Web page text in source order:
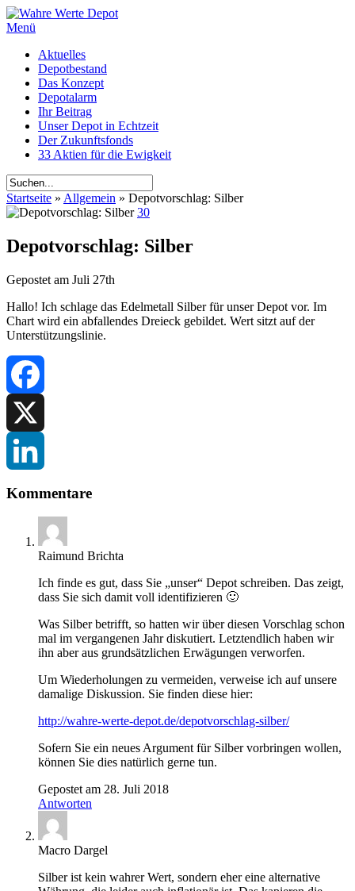
Menü
Aktuelles
Depotbestand
Das Konzept
Depotalarm
Ihr Beitrag
Unser Depot in Echtzeit
Der Zukunftsfonds
33 Aktien für die Ewigkeit
Startseite » Allgemein » Depotvorschlag: Silber
30
Depotvorschlag: Silber
Gepostet am Juli 27th
Hallo! Ich schlage das Edelmetall Silber für unser Depot vor. Im
Chart wird ein abfallendes Dreieck gebildet. Wert sitzt auf der
Unterstützungslinie.
Facebook
X
LinkedIn
Kommentare
Raimund Brichta
Ich finde es gut, dass Sie „unser“ Depot schreiben. Das zeigt,
dass Sie sich damit voll identifizieren 🙂
Was Silber betrifft, so hatten wir über diesen Vorschlag schon
mal im vergangenen Jahr diskutiert. Letztendlich haben wir
ihn aber aus grundsätzlichen Erwägungen verworfen.
Um Wiederholungen zu vermeiden, verweise ich auf unsere
damalige Diskussion. Sie finden diese hier:
http://wahre-werte-depot.de/depotvorschlag-silber/
Sofern Sie ein neues Argument für Silber vorbringen wollen,
können Sie dies natürlich gerne tun.
Gepostet am 28. Juli 2018
Antworten
Macro Dargel
Silber ist kein wahrer Wert, sondern eher eine alternative